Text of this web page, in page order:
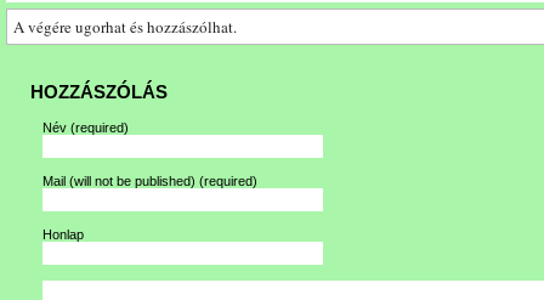
A végére ugorhat és hozzászólhat.
HOZZÁSZÓLÁS
Név (required)
Mail (will not be published) (required)
Honlap